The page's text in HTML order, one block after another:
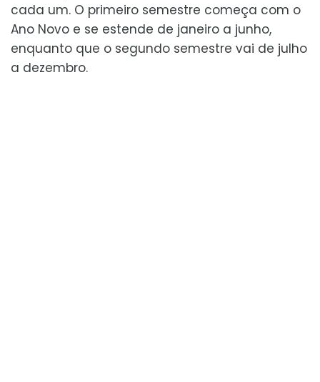
cada um. O primeiro semestre começa com o
Ano Novo e se estende de janeiro a junho,
enquanto que o segundo semestre vai de julho
a dezembro.